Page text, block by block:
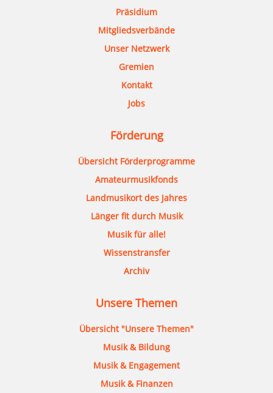
Präsidium
Mitgliedsverbände
Unser Netzwerk
Gremien
Kontakt
Jobs
Förderung
Übersicht Förderprogramme
Amateurmusikfonds
Landmusikort des Jahres
Länger fit durch Musik
Musik für alle!
Wissenstransfer
Archiv
Unsere Themen
Übersicht "Unsere Themen"
Musik & Bildung
Musik & Engagement
Musik & Finanzen